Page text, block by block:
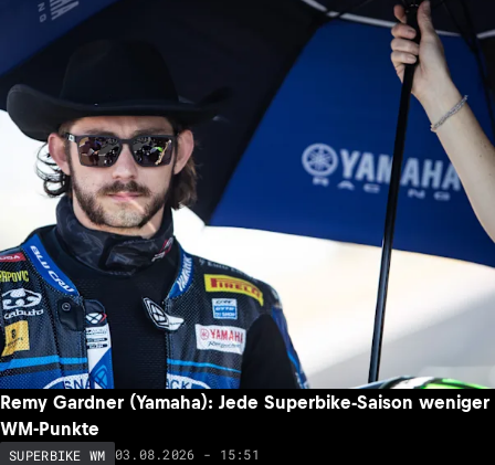
Remy Gardner (Yamaha): Jede Superbike-Saison weniger
WM-Punkte
SUPERBIKE WM 03.08.2026 - 15:51